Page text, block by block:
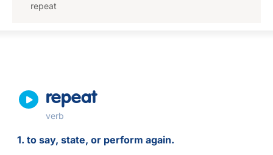
repeat
repeat
verb
1. to say, state, or perform again.